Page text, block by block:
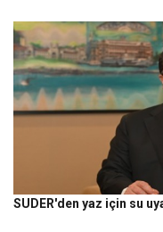
SUDER'den yaz için su